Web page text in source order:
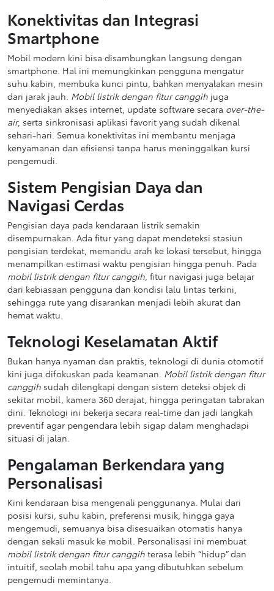
Konektivitas dan Integrasi
Smartphone
Mobil modern kini bisa disambungkan langsung dengan
smartphone. Hal ini memungkinkan pengguna mengatur
suhu kabin, membuka kunci pintu, bahkan menyalakan mesin
dari jarak jauh. Mobil listrik dengan fitur canggih juga
menyediakan akses internet, update software secara over-the-
air, serta sinkronisasi aplikasi favorit yang sudah dikenal
sehari-hari. Semua konektivitas ini membantu menjaga
kenyamanan dan efisiensi tanpa harus meninggalkan kursi
pengemudi.
Sistem Pengisian Daya dan
Navigasi Cerdas
Pengisian daya pada kendaraan listrik semakin
disempurnakan. Ada fitur yang dapat mendeteksi stasiun
pengisian terdekat, memandu arah ke lokasi tersebut, hingga
menampilkan estimasi waktu pengisian hingga penuh. Pada
mobil listrik dengan fitur canggih , fitur navigasi juga belajar
dari kebiasaan pengguna dan kondisi lalu lintas terkini,
sehingga rute yang disarankan menjadi lebih akurat dan
hemat waktu.
Teknologi Keselamatan Aktif
Bukan hanya nyaman dan praktis, teknologi di dunia otomotif
kini juga difokuskan pada keamanan. Mobil listrik dengan fitur
canggih sudah dilengkapi dengan sistem deteksi objek di
sekitar mobil, kamera 360 derajat, hingga peringatan tabrakan
dini. Teknologi ini bekerja secara real-time dan jadi langkah
preventif agar pengendara lebih sigap dalam menghadapi
situasi di jalan.
Pengalaman Berkendara yang
Personalisasi
Kini kendaraan bisa mengenali penggunanya. Mulai dari
posisi kursi, suhu kabin, preferensi musik, hingga gaya
mengemudi, semuanya bisa disesuaikan otomatis hanya
dengan sekali masuk ke mobil. Personalisasi ini membuat
mobil listrik dengan fitur canggih terasa lebih “hidup” dan
intuitif, seolah mobil tahu apa yang dibutuhkan sebelum
pengemudi memintanya.